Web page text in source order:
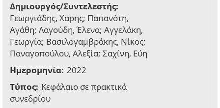
Δημιουργός/Συντελεστής:
Γεωργιάδης, Χάρης; Παπανότη,
Αγάθη; Λαγούδη, Έλενα; Αγγελάκη,
Γεωργία; Βασιλογαμβράκης, Νίκος;
Παναγοπούλου, Αλεξία; Σαχίνη, Εύη
Ημερομηνία: 2022
Τύπος: Κεφάλαιο σε πρακτικά
συνεδρίου